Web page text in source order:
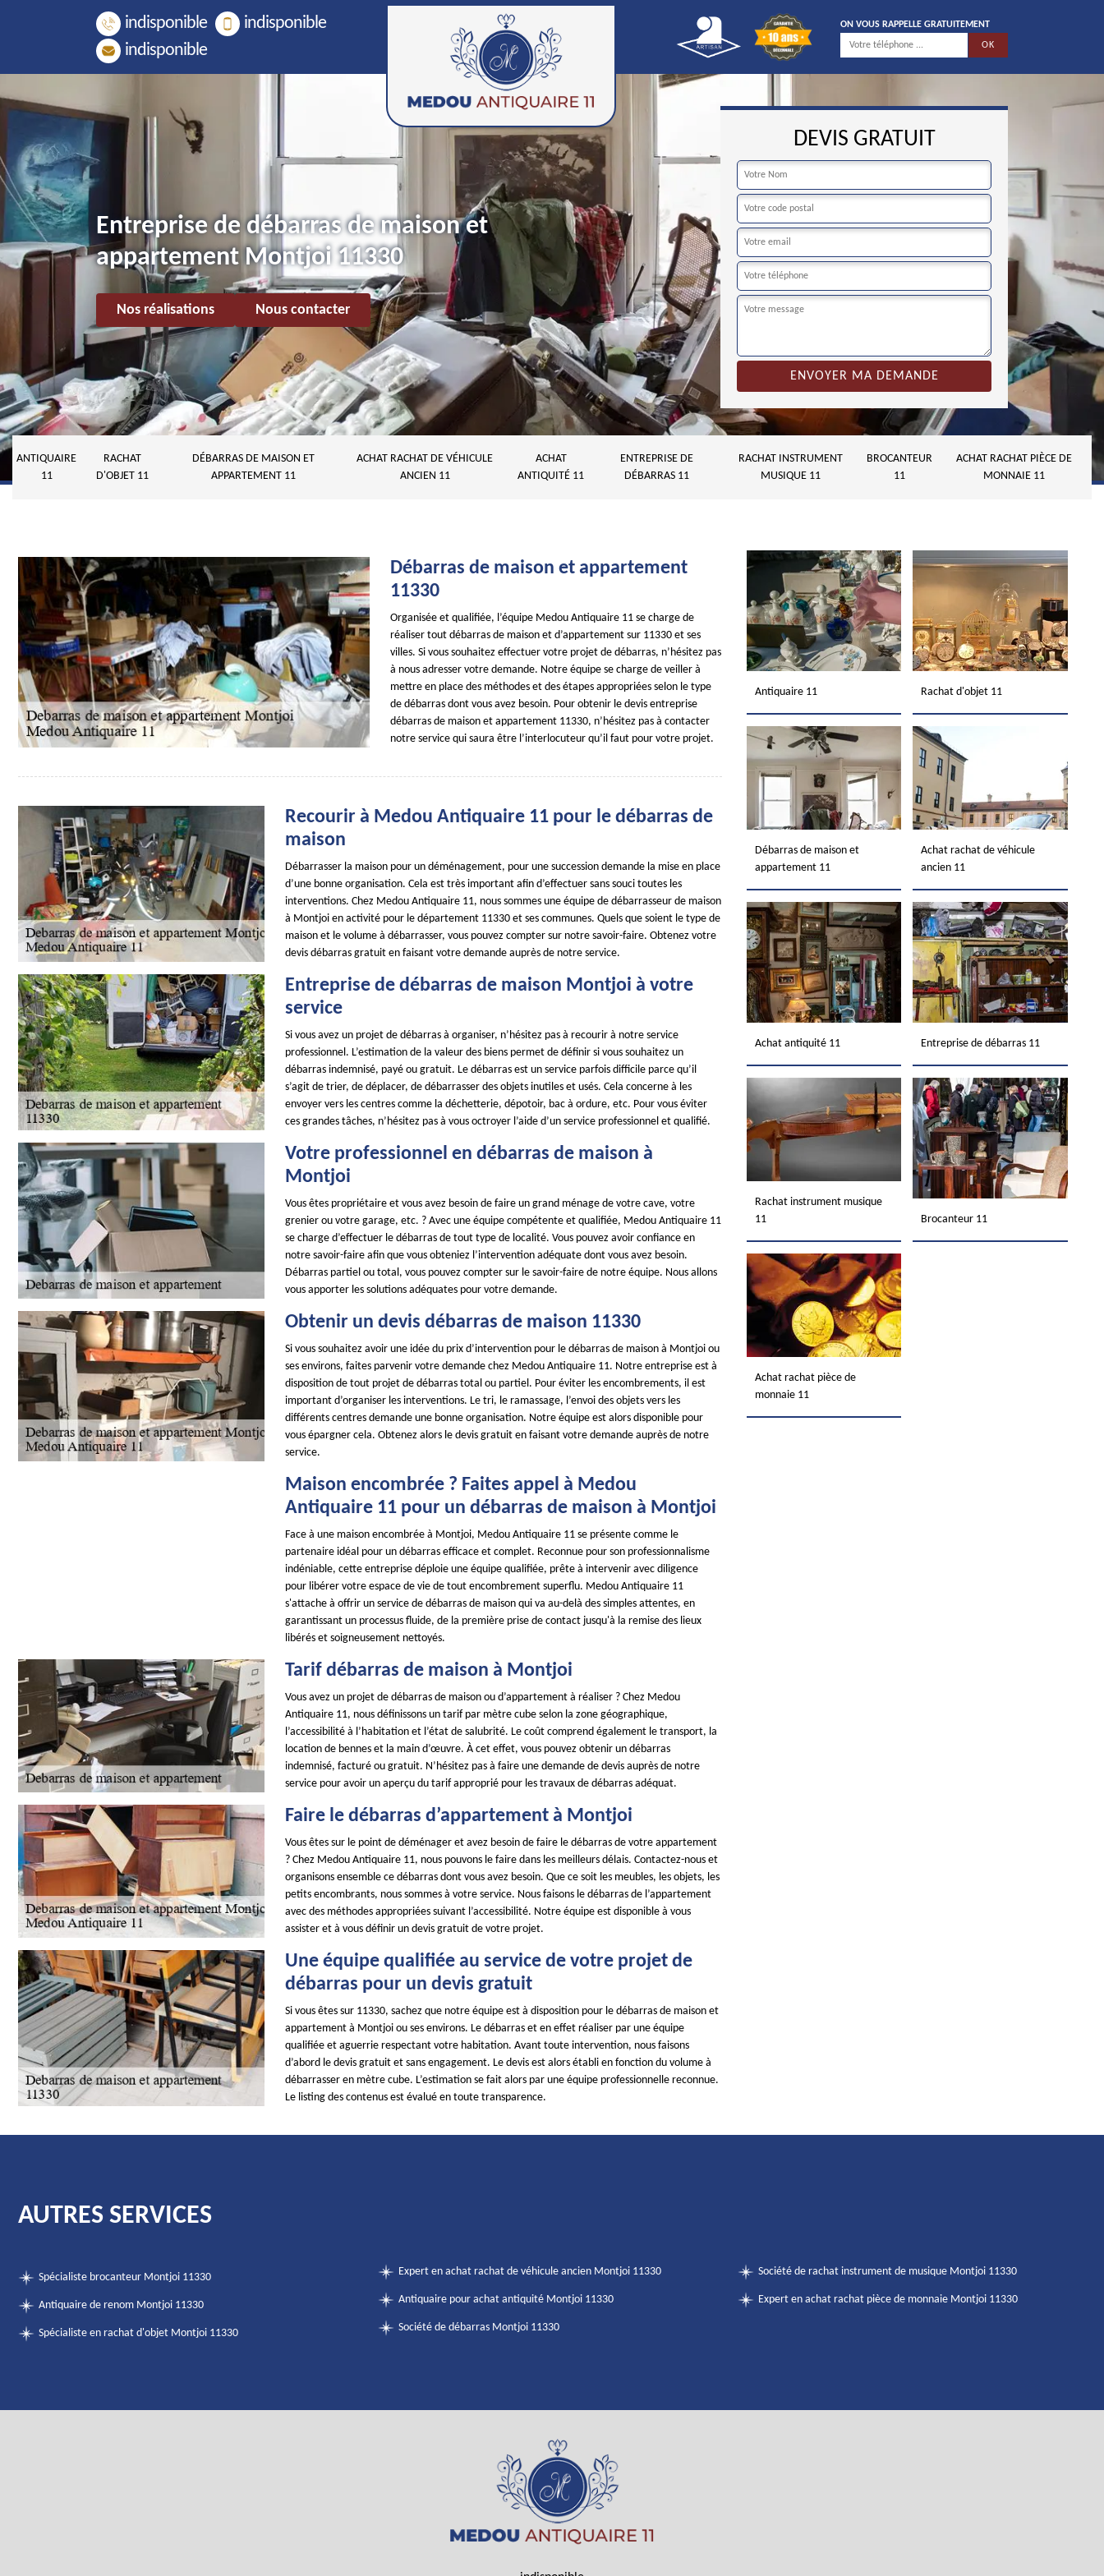
indisponible
indisponible
indisponible
ON VOUS RAPPELLE GRATUITEMENT
Entreprise de débarras de maison et
appartement Montjoi 11330
Nos réalisations Nous contacter
DEVIS GRATUIT
ANTIQUAIRE
11
RACHAT
D'OBJET 11
DÉBARRAS DE MAISON ET
APPARTEMENT 11
ACHAT RACHAT DE VÉHICULE
ANCIEN 11
ACHAT
ANTIQUITÉ 11
ENTREPRISE DE
DÉBARRAS 11
RACHAT INSTRUMENT
MUSIQUE 11
BROCANTEUR
11
ACHAT RACHAT PIÈCE DE
MONNAIE 11
Débarras de maison et appartement
11330
Organisée et qualifiée, l’équipe Medou Antiquaire 11 se charge de
réaliser tout débarras de maison et d’appartement sur 11330 et ses
villes. Si vous souhaitez effectuer votre projet de débarras, n’hésitez pas
à nous adresser votre demande. Notre équipe se charge de veiller à
mettre en place des méthodes et des étapes appropriées selon le type
de débarras dont vous avez besoin. Pour obtenir le devis entreprise
débarras de maison et appartement 11330, n’hésitez pas à contacter
notre service qui saura être l’interlocuteur qu’il faut pour votre projet.
Recourir à Medou Antiquaire 11 pour le débarras de
maison
Débarrasser la maison pour un déménagement, pour une succession demande la mise en place
d’une bonne organisation. Cela est très important afin d’effectuer sans souci toutes les
interventions. Chez Medou Antiquaire 11, nous sommes une équipe de débarrasseur de maison
à Montjoi en activité pour le département 11330 et ses communes. Quels que soient le type de
maison et le volume à débarrasser, vous pouvez compter sur notre savoir-faire. Obtenez votre
devis débarras gratuit en faisant votre demande auprès de notre service.
Entreprise de débarras de maison Montjoi à votre
service
Si vous avez un projet de débarras à organiser, n’hésitez pas à recourir à notre service
professionnel. L’estimation de la valeur des biens permet de définir si vous souhaitez un
débarras indemnisé, payé ou gratuit. Le débarras est un service parfois difficile parce qu’il
s’agit de trier, de déplacer, de débarrasser des objets inutiles et usés. Cela concerne à les
envoyer vers les centres comme la déchetterie, dépotoir, bac à ordure, etc. Pour vous éviter
ces grandes tâches, n’hésitez pas à vous octroyer l’aide d’un service professionnel et qualifié.
Votre professionnel en débarras de maison à
Montjoi
Vous êtes propriétaire et vous avez besoin de faire un grand ménage de votre cave, votre
grenier ou votre garage, etc. ? Avec une équipe compétente et qualifiée, Medou Antiquaire 11
se charge d’effectuer le débarras de tout type de localité. Vous pouvez avoir confiance en
notre savoir-faire afin que vous obteniez l’intervention adéquate dont vous avez besoin.
Débarras partiel ou total, vous pouvez compter sur le savoir-faire de notre équipe. Nous allons
vous apporter les solutions adéquates pour votre demande.
Obtenir un devis débarras de maison 11330
Si vous souhaitez avoir une idée du prix d’intervention pour le débarras de maison à Montjoi ou
ses environs, faites parvenir votre demande chez Medou Antiquaire 11. Notre entreprise est à
disposition de tout projet de débarras total ou partiel. Pour éviter les encombrements, il est
important d’organiser les interventions. Le tri, le ramassage, l’envoi des objets vers les
différents centres demande une bonne organisation. Notre équipe est alors disponible pour
vous épargner cela. Obtenez alors le devis gratuit en faisant votre demande auprès de notre
service.
Maison encombrée ? Faites appel à Medou
Antiquaire 11 pour un débarras de maison à Montjoi
Face à une maison encombrée à Montjoi, Medou Antiquaire 11 se présente comme le
partenaire idéal pour un débarras efficace et complet. Reconnue pour son professionnalisme
indéniable, cette entreprise déploie une équipe qualifiée, prête à intervenir avec diligence
pour libérer votre espace de vie de tout encombrement superflu. Medou Antiquaire 11
s'attache à offrir un service de débarras de maison qui va au-delà des simples attentes, en
garantissant un processus fluide, de la première prise de contact jusqu'à la remise des lieux
libérés et soigneusement nettoyés.
Tarif débarras de maison à Montjoi
Vous avez un projet de débarras de maison ou d’appartement à réaliser ? Chez Medou
Antiquaire 11, nous définissons un tarif par mètre cube selon la zone géographique,
l’accessibilité à l’habitation et l’état de salubrité. Le coût comprend également le transport, la
location de bennes et la main d’œuvre. À cet effet, vous pouvez obtenir un débarras
indemnisé, facturé ou gratuit. N’hésitez pas à faire une demande de devis auprès de notre
service pour avoir un aperçu du tarif approprié pour les travaux de débarras adéquat.
Faire le débarras d’appartement à Montjoi
Vous êtes sur le point de déménager et avez besoin de faire le débarras de votre appartement
? Chez Medou Antiquaire 11, nous pouvons le faire dans les meilleurs délais. Contactez-nous et
organisons ensemble ce débarras dont vous avez besoin. Que ce soit les meubles, les objets, les
petits encombrants, nous sommes à votre service. Nous faisons le débarras de l’appartement
avec des méthodes appropriées suivant l’accessibilité. Notre équipe est disponible à vous
assister et à vous définir un devis gratuit de votre projet.
Une équipe qualifiée au service de votre projet de
débarras pour un devis gratuit
Si vous êtes sur 11330, sachez que notre équipe est à disposition pour le débarras de maison et
appartement à Montjoi ou ses environs. Le débarras et en effet réaliser par une équipe
qualifiée et aguerrie respectant votre habitation. Avant toute intervention, nous faisons
d’abord le devis gratuit et sans engagement. Le devis est alors établi en fonction du volume à
débarrasser en mètre cube. L’estimation se fait alors par une équipe professionnelle reconnue.
Le listing des contenus est évalué en toute transparence.
Antiquaire 11 Rachat d'objet 11
Débarras de maison et
appartement 11
Achat rachat de véhicule
ancien 11
Achat antiquité 11 Entreprise de débarras 11
Rachat instrument musique
11
Brocanteur 11
Achat rachat pièce de
monnaie 11
AUTRES SERVICES
Spécialiste brocanteur Montjoi 11330
Antiquaire de renom Montjoi 11330
Spécialiste en rachat d'objet Montjoi 11330
Expert en achat rachat de véhicule ancien Montjoi 11330
Antiquaire pour achat antiquité Montjoi 11330
Société de débarras Montjoi 11330
Société de rachat instrument de musique Montjoi 11330
Expert en achat rachat pièce de monnaie Montjoi 11330